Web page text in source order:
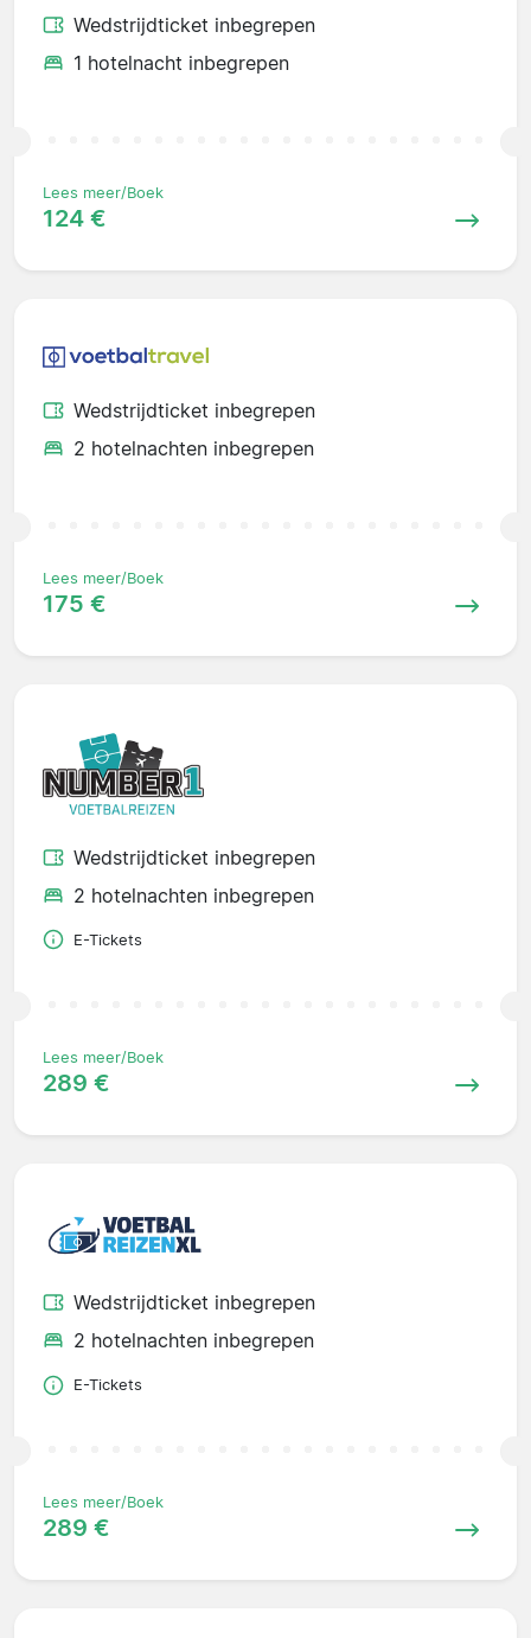
Wedstrijdticket inbegrepen
1 hotelnacht inbegrepen
Lees meer/Boek
124 €
Wedstrijdticket inbegrepen
2 hotelnachten inbegrepen
Lees meer/Boek
175 €
Wedstrijdticket inbegrepen
2 hotelnachten inbegrepen
E-Tickets
Lees meer/Boek
289 €
Wedstrijdticket inbegrepen
2 hotelnachten inbegrepen
E-Tickets
Lees meer/Boek
289 €